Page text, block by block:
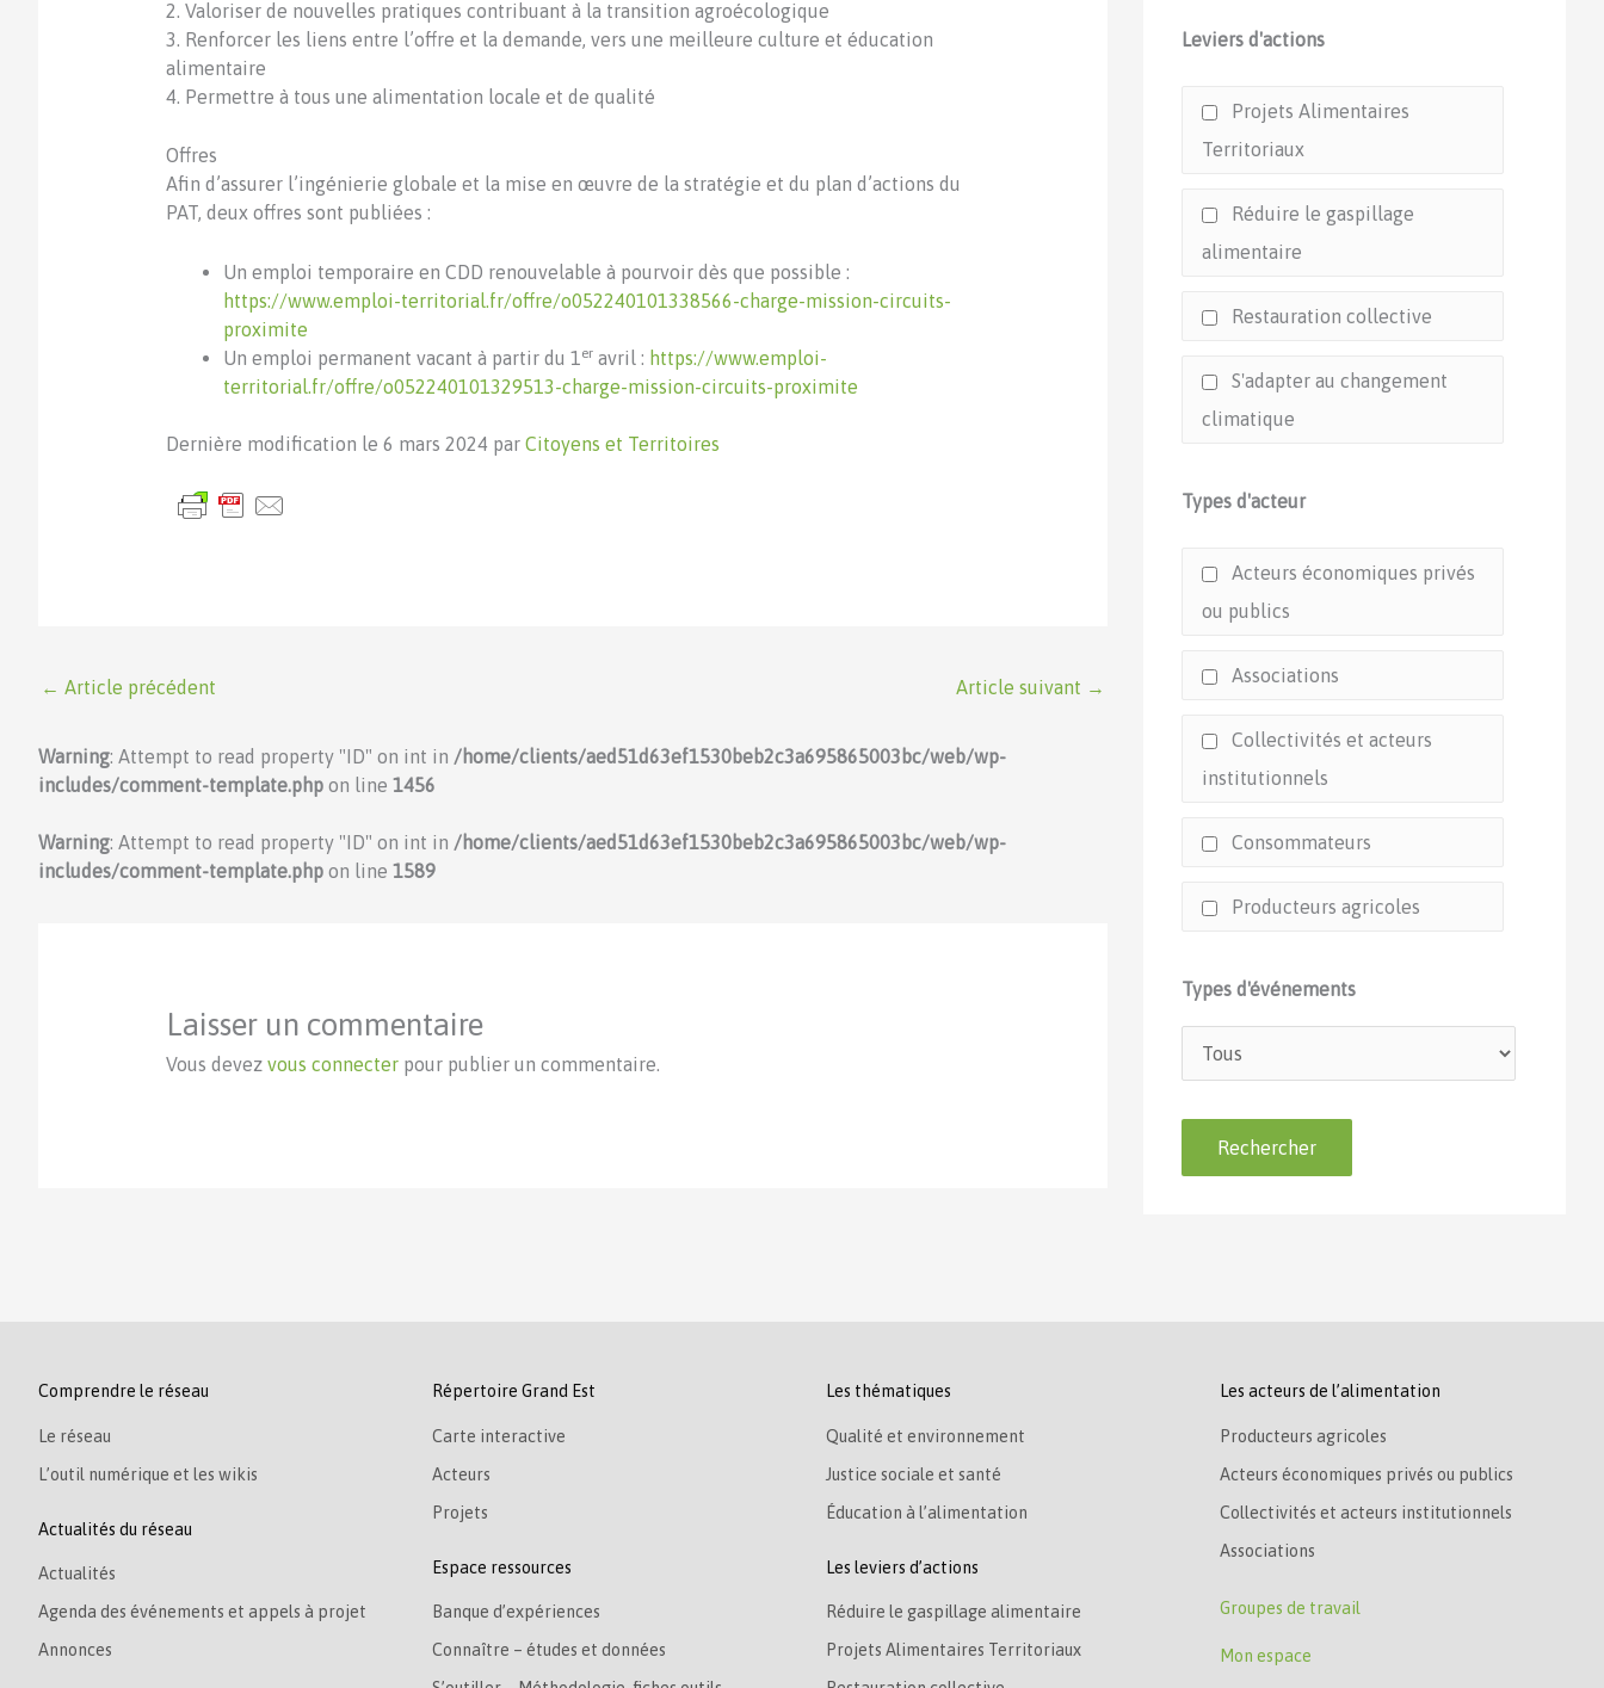
2. Valoriser de nouvelles pratiques contribuant à la transition agroécologique
3. Renforcer les liens entre l’offre et la demande, vers une meilleure culture et éducation
alimentaire
4. Permettre à tous une alimentation locale et de qualité
Offres
Afin d’assurer l’ingénierie globale et la mise en œuvre de la stratégie et du plan d’actions du
PAT, deux offres sont publiées :
Un emploi temporaire en CDD renouvelable à pourvoir dès que possible :
https://www.emploi-territorial.fr/offre/o052240101338566-charge-mission-circuits-
proximite
Un emploi permanent vacant à partir du 1eravril : https://www.emploi-
territorial.fr/offre/o052240101329513-charge-mission-circuits-proximite
Dernière modification le 6 mars 2024 par Citoyens et Territoires
← Article précédent Article suivant →
Warning: Attempt to read property "ID" on int in /home/clients/aed51d63ef1530beb2c3a695865003bc/web/wp-
includes/comment-template.php on line 1456
Warning: Attempt to read property "ID" on int in /home/clients/aed51d63ef1530beb2c3a695865003bc/web/wp-
includes/comment-template.php on line 1589
Laisser un commentaire
Vous devez vous connecterpour publier un commentaire.
Leviers d'actions
Projets Alimentaires
Territoriaux
Réduire le gaspillage
alimentaire
Restauration collective
S'adapter au changement
climatique
Types d'acteur
Acteurs économiques privés
ou publics
Associations
Collectivités et acteurs
institutionnels
Consommateurs
Producteurs agricoles
Types d'événements
Comprendre le réseau
Le réseau
L’outil numérique et les wikis
Actualités du réseau
Actualités
Agenda des événements et appels à projet
Annonces
Répertoire Grand Est
Carte interactive
Acteurs
Projets
Espace ressources
Banque d’expériences
Connaître – études et données
Les thématiques
Qualité et environnement
Justice sociale et santé
Éducation à l’alimentation
Les leviers d’actions
Réduire le gaspillage alimentaire
Projets Alimentaires Territoriaux
Les acteurs de l’alimentation
Producteurs agricoles
Acteurs économiques privés ou publics
Collectivités et acteurs institutionnels
Associations
Groupes de travail
Mon espace